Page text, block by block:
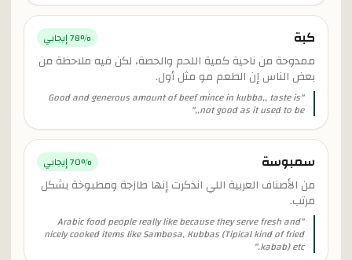
كبة 78% إيجابي
ممدوحة من ناحية كمية اللحم والحصة، لكن فيه ملاحظة من
بعض الناس إن الطعم مو مثل أول.
"
Good and generous amount of beef mince in kubba,, taste is
not good as it used to be,,
"
سمبوسة 70% إيجابي
من الأصناف العربية اللي انذكرت إنها طازجة ومطبوخة بشكل
مرتب.
"
Arabic food people really like because they serve fresh and
nicely cooked items like Sambosa, Kubbas (Tipical kind of fried
kabab) etc.
"